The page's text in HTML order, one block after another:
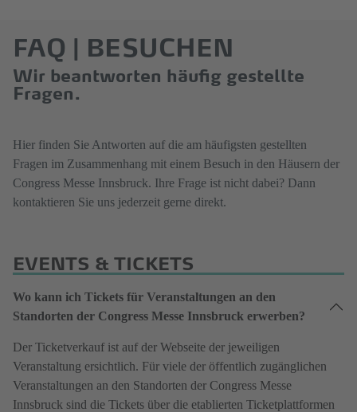
FAQ | BESUCHEN
Wir beantworten häufig gestellte
Fragen.
Hier finden Sie Antworten auf die am häufigsten gestellten
Fragen im Zusammenhang mit einem Besuch in den Häusern der
Congress Messe Innsbruck. Ihre Frage ist nicht dabei? Dann
kontaktieren Sie uns jederzeit gerne direkt.
EVENTS & TICKETS
Wo kann ich Tickets für Veranstaltungen an den
Standorten der Congress Messe Innsbruck erwerben?
Der Ticketverkauf ist auf der Webseite der jeweiligen
Veranstaltung ersichtlich. Für viele der öffentlich zugänglichen
Veranstaltungen an den Standorten der Congress Messe
Innsbruck sind die Tickets über die etablierten Ticketplattformen